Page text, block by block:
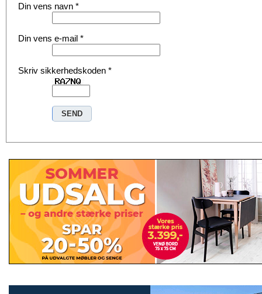
Din vens navn *
Din vens e-mail *
Skriv sikkerhedskoden *